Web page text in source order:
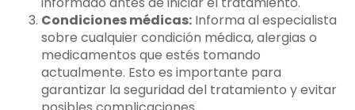
Condiciones médicas: Informa al especialista
sobre cualquier condición médica, alergias o
medicamentos que estés tomando
actualmente. Esto es importante para
garantizar la seguridad del tratamiento y evitar